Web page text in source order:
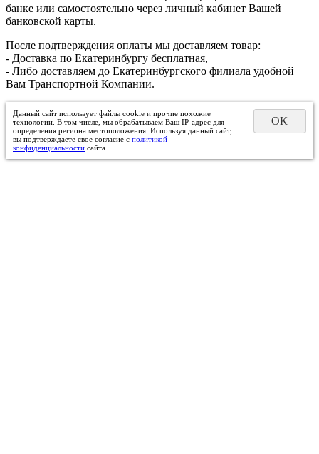
банке или самостоятельно через личный кабинет Вашей
банковской карты.
После подтверждения оплаты мы доставляем товар:
- Доставка по Екатеринбургу бесплатная,
- Либо доставляем до Екатеринбургского филиала удобной
Вам Транспортной Компании.
Данный сайт использует файлы cookie и прочие похожие
технологии. В том числе, мы обрабатываем Ваш IP-адрес для
определения региона местоположения. Используя данный сайт,
вы подтверждаете свое согласие с политикой
конфиденциальности сайта.
ОК